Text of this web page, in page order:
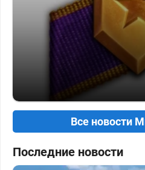
Все новости
Последние новости